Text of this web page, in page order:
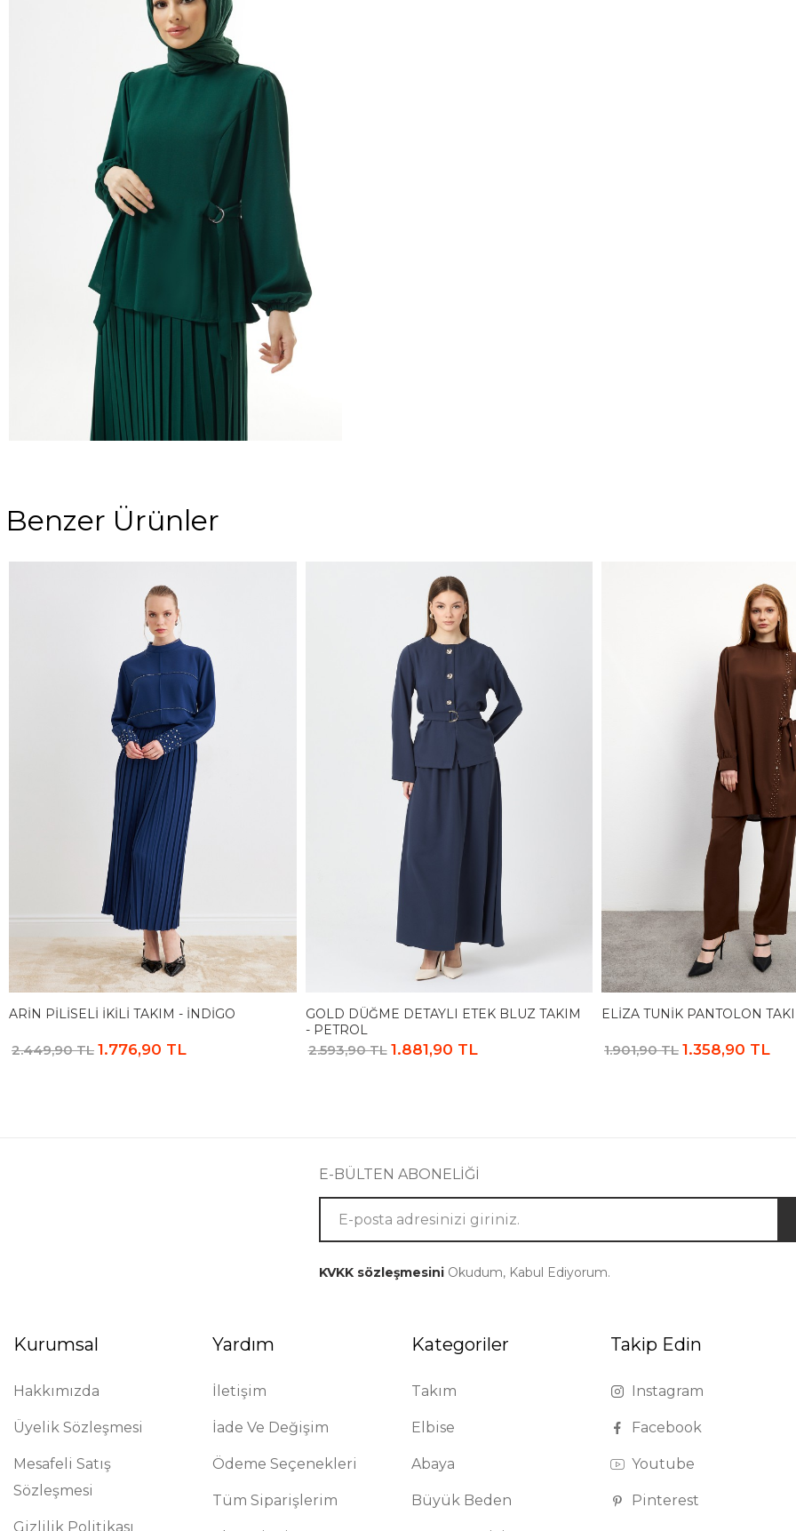
Benzer Ürünler
ARIN PILISELI İKILI TAKIM - İNDIGO
2.449,90 TL 1.776,90 TL
GOLD DÜĞME DETAYLI ETEK BLUZ TAKIM
- PETROL
2.593,90 TL 1.881,90 TL
ELIZA TUNIK PANTOLON
1.901,90 TL 1.358,90 TL
E-BÜLTEN ABONELİĞİ
KVKK sözleşmesiniOkudum, Kabul Ediyorum.
Kurumsal
Hakkımızda
Üyelik Sözleşmesi
Mesafeli Satış
Sözleşmesi
Gizlilik Politikası
Yardım
İletişim
İade Ve Değişim
Ödeme Seçenekleri
Tüm Siparişlerim
Kategoriler
Takım
Elbise
Abaya
Büyük Beden
Takip Edin
Instagram
Facebook
Youtube
Pinterest